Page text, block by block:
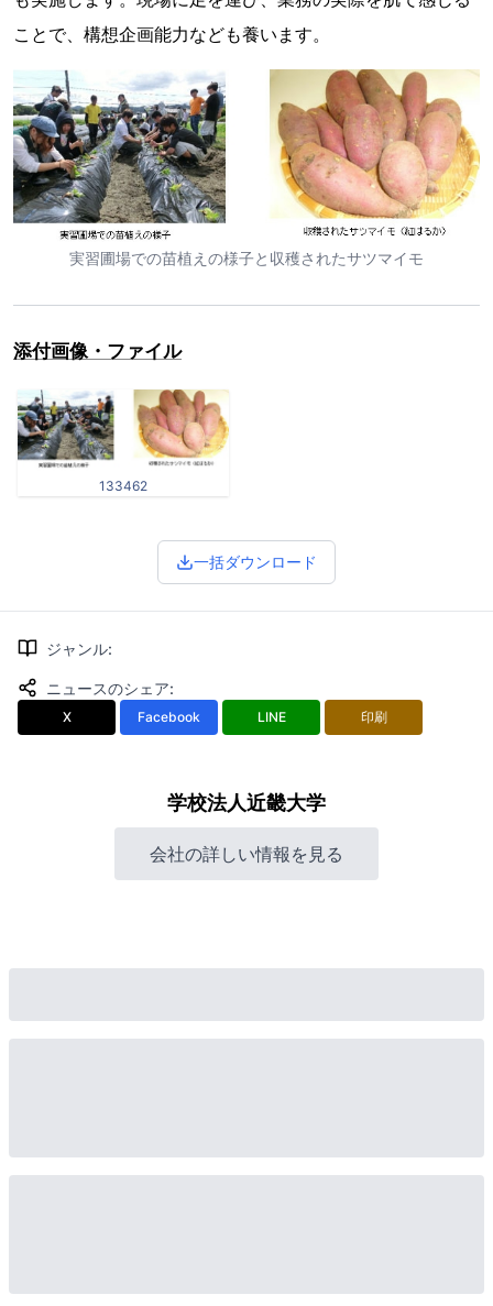
ことで、構想企画能力なども養います。
実習圃場での苗植えの様子と収穫されたサツマイモ
添付画像・ファイル
133462
一括ダウンロード
ジャンル:
ニュースのシェア:
X Facebook LINE 印刷
学校法人近畿大学
会社の詳しい情報を見る